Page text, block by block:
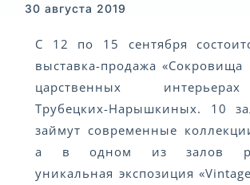
30 августа 2019
С 12 по 15 сентября
выставка-продажа «Сокровища
царственных
Трубецких-Нарышкиных. 10
займут современные
а в одном из залов
уникальная экспозиция